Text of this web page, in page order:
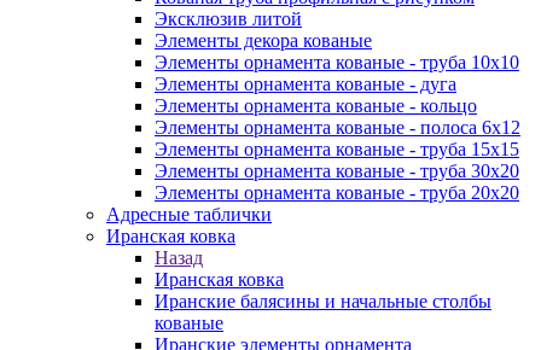
Эксклюзив литой
Элементы декора кованые
Элементы орнамента кованые - труба 10х10
Элементы орнамента кованые - дуга
Элементы орнамента кованые - кольцо
Элементы орнамента кованые - полоса 6х12
Элементы орнамента кованые - труба 15х15
Элементы орнамента кованые - труба 30х20
Элементы орнамента кованые - труба 20х20
Адресные таблички
Иранская ковка
Назад
Иранская ковка
Иранские балясины и начальные столбы
кованые
Иранские элементы орнамента